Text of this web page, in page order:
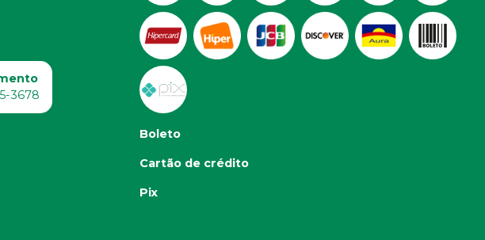
3678
Boleto
Cartão de crédito
Pix